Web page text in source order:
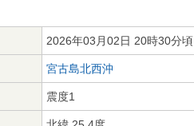
2026年03月02日 20時30分頃
宮古島北西沖
震度1